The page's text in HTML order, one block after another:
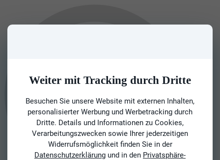
Weiter mit Tracking durch Dritte
Besuchen Sie unsere Website mit externen Inhalten,
personalisierter Werbung und Werbetracking durch
Dritte. Details und Informationen zu Cookies,
Verarbeitungszwecken sowie Ihrer jederzeitigen
Widerrufsmöglichkeit finden Sie in der
Datenschutzerklärung und in den Privatsphäre-